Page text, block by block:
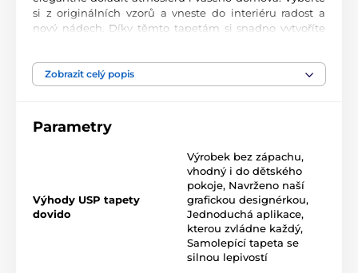
si z originálních vzorů a vneste do interiéru radost a
nový nádech. Díky těmto tapetám si snadno vytvoříte
Precizní tisková kvalita
technologie nanáší potisk na fólii o tloušťce 90 µm.
akrylovým lepidlem s vysokou přilnavostí, které zajišťuje
dokonalé uchycení. Díky technologii tisku jsou velmi
Rozměr tapety v roli (šířka x výška v cm):
Zobrazit celý popis
Parametry
Výhody USP tapety
dovido
Výrobek bez zápachu,
vhodný i do dětského
pokoje, Navrženo naší
grafickou designérkou,
Jednoduchá aplikace,
kterou zvládne každý,
Samolepící tapeta se
silnou lepivostí